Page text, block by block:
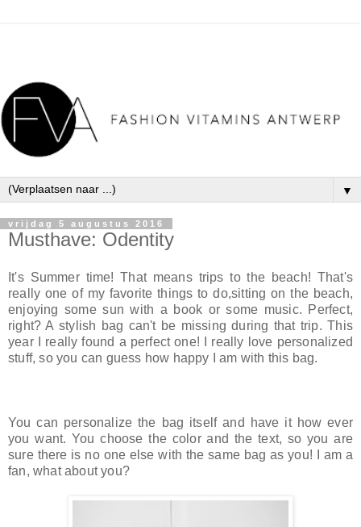
▼
vrijdag 5 augustus 2016
Musthave: Odentity
It's Summer time! That means trips to the beach! That's
really one of my favorite things to do,sitting on the beach,
enjoying some sun with a book or some music. Perfect,
right? A stylish bag can't be missing during that trip. This
year I really found a perfect one! I really love personalized
stuff, so you can guess how happy I am with this bag.
You can personalize the bag itself and have it how ever
you want. You choose the color and the text, so you are
sure there is no one else with the same bag as you! I am a
fan, what about you?